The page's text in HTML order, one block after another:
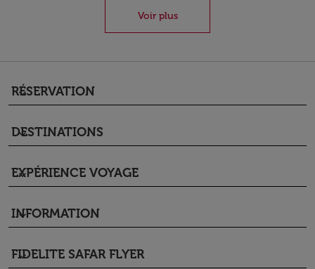
Voir plus
RÉSERVATION
keyboard_arrow_down
DESTINATIONS
keyboard_arrow_down
EXPÉRIENCE VOYAGE
keyboard_arrow_down
INFORMATION
keyboard_arrow_down
FIDELITE SAFAR FLYER
keyboard_arrow_down